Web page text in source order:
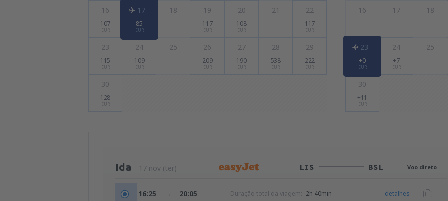
16
107
EUR
17
85
EUR
18 19
117
EUR
20
108
EUR
21 22
117
EUR
23
115
EUR
24
109
EUR
25 26
209
EUR
27
190
EUR
28
538
EUR
29
222
EUR
30
128
EUR
16 17 18
23
+0
EUR
24
+7
EUR
25
30
+11
EUR
Ida 17 nov (ter) LIS BSL Voo direto
16:25 → 20:05 Duração total da viagem: 2h 40min detalhes